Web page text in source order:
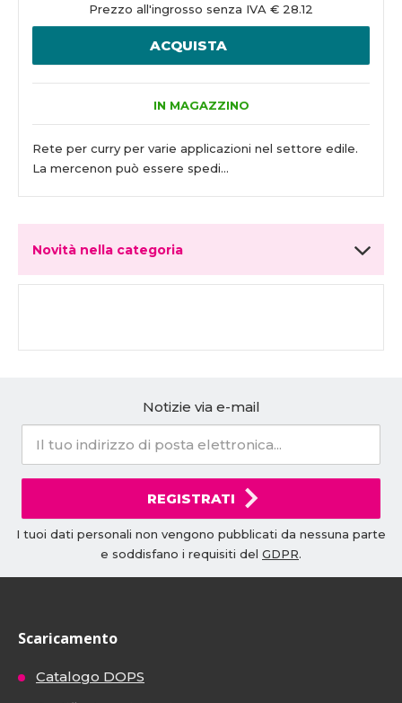
Prezzo all'ingrosso senza IVA € 28.12
ACQUISTA
IN MAGAZZINO
Rete per curry per varie applicazioni nel settore edile.
La mercenon può essere spedi...
Novità nella categoria
Notizie via e-mail
REGISTRATI
I tuoi dati personali non vengono pubblicati da nessuna parte
e soddisfano i requisiti del GDPR.
Scaricamento
Catalogo DOPS